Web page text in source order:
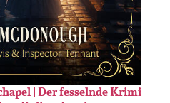
| Der fesselnde Krimi